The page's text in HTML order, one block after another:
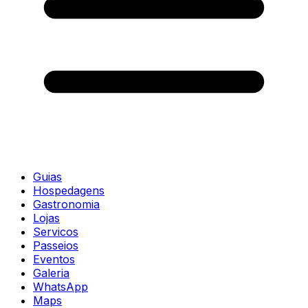
Guias
Hospedagens
Gastronomia
Lojas
Servicos
Passeios
Eventos
Galeria
WhatsApp
Maps